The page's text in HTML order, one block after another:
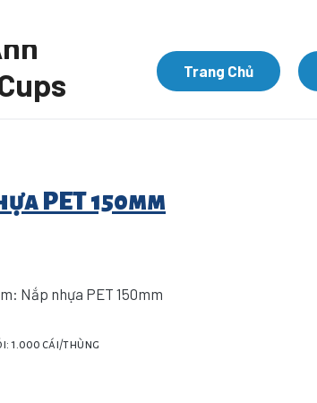
Trang Chủ
PET 150mm
Nắp nhựa PET 150mm
1.000 cái/thùng